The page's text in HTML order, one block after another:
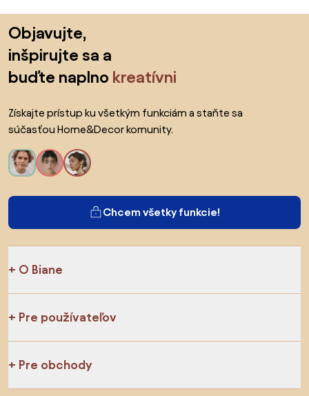
Objavujte,
inšpirujte sa a
buďte naplno kreatívni
Získajte prístup ku všetkým funkciám a staňte sa
súčasťou Home&Decor komunity.
Chcem všetky funkcie!
O Biane
Pre používateľov
Pre obchody